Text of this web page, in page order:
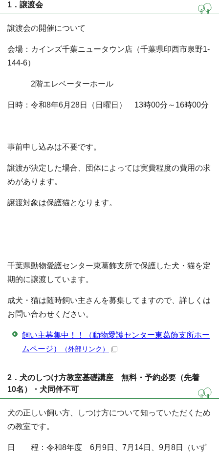
1．譲渡会
譲渡会の開催について
会場：カインズ千葉ニュータウン店（千葉県印西市泉野1-
144-6）
2階エレベーターホール
日時：令和8年6月28日（日曜日） 13時00分～16時00分
事前申し込みは不要です。
譲渡が決定した場合、団体によっては実費程度の費用の求
めがあります。
譲渡対象は保護猫となります。
千葉県動物愛護センター東葛飾支所で保護した犬・猫を定
期的に譲渡しています。
成犬・猫は随時飼い主さんを募集してますので、詳しくは
お問い合わせください。
飼い主募集中！！（動物愛護センター東葛飾支所ホー
ムページ）
（外部リンク）
2．犬のしつけ方教室基礎講座 無料・予約必要（先着
10名）・犬同伴不可
犬の正しい飼い方、しつけ方について知っていただくため
の教室です。
日 程：令和8年度 6月9日、7月14日、9月8日（いず